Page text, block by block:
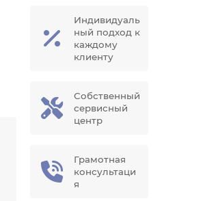
Индивидуаль
ный подход к
каждому
клиенту
Собственный
сервисный
центр
Грамотная
консультаци
я